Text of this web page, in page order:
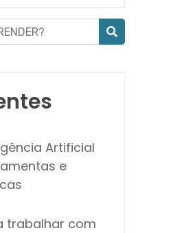
Artificial
e
trabalhar com